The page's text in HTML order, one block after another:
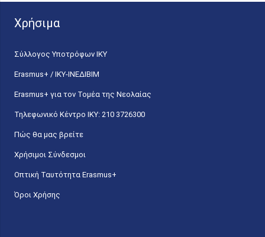
Χρήσιμα
Σύλλογος Υποτρόφων ΙΚΥ
Erasmus+ / ΙΚΥ-ΙΝΕΔΙΒΙΜ
Erasmus+ για τον Τομέα της Νεολαίας
Τηλεφωνικό Κέντρο IKY: 210 3726300
Πώς θα μας βρείτε
Χρήσιμοι Σύνδεσμοι
Οπτική Ταυτότητα Erasmus+
Όροι Χρήσης